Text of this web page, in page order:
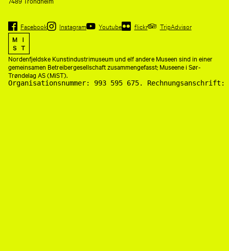
Facebook Instagram Youtube flickr TripAdvisor
Nordenfjeldske Kunstindustrimuseum und elf andere Museen sind in einer
gemeinsamen Betreibergesellschaft zusammengefasst; Museene i Sør-
Trøndelag AS (MiST).
Organisationsnummer: 993 595 675.